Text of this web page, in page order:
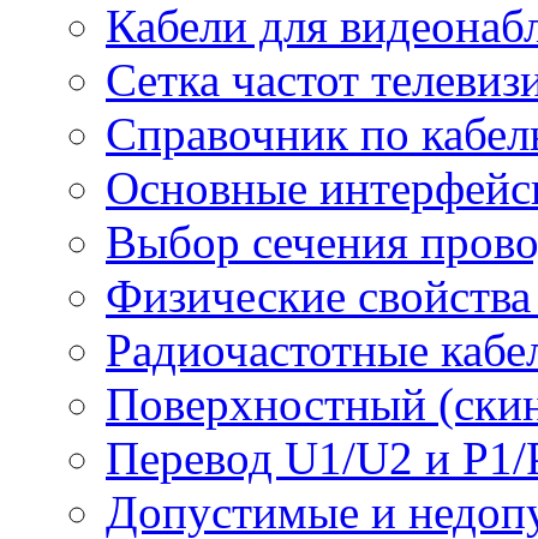
Кабели для
Сетка частот
Справочник по
Основные
Выбор сечения
Физические
Радиочастотные
Поверхностный
Перевод U1/U2 и
Допустимые и